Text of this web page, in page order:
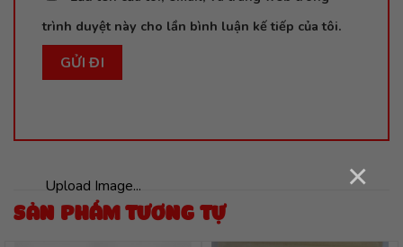
Upload Image... ×
trình duyệt này cho lần bình luận kế tiếp của tôi.
SẢN PHẨM TƯƠNG TỰ